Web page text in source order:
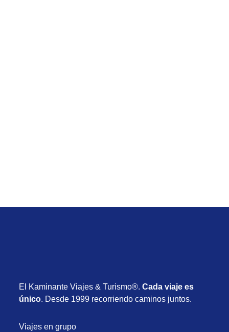
El Kaminante Viajes & Turismo®.Cada viaje es
único. Desde 1999 recorriendo caminos juntos.
Viajes en grupo